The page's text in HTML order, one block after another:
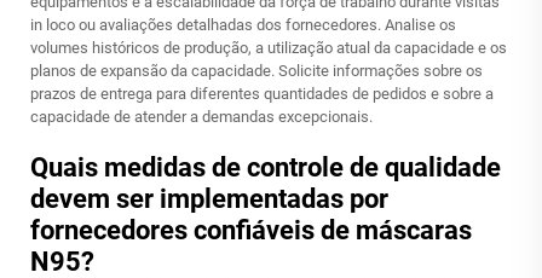
in loco ou avaliações detalhadas dos fornecedores. Analise os
volumes históricos de produção, a utilização atual da capacidade e os
planos de expansão da capacidade. Solicite informações sobre os
prazos de entrega para diferentes quantidades de pedidos e sobre a
capacidade de atender a demandas excepcionais.
Quais medidas de controle de qualidade
devem ser implementadas por
fornecedores confiáveis de máscaras
N95?